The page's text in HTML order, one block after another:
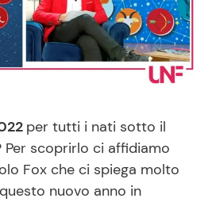
Cucina e Ricette
Dolci
Le Ricette in TV
per tutti i nati sotto il
Per scoprirlo ci affidiamo
Fox che ci spiega molto
nuovo anno in